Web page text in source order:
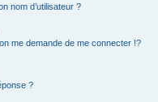
nom d’utilisateur ?
me demande de me connecter !?
?